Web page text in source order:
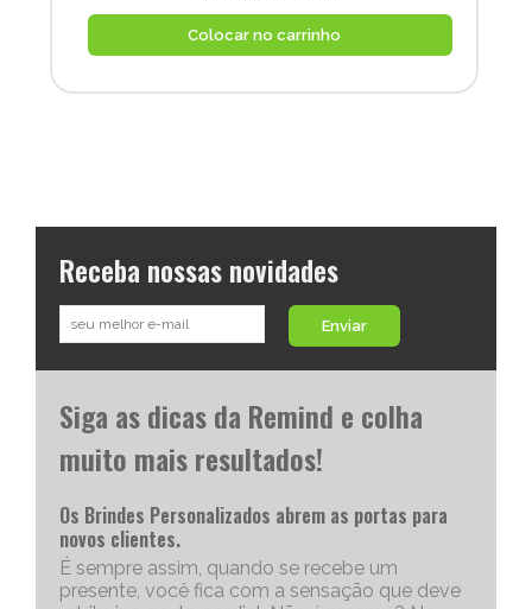
Colocar no carrinho
Receba nossas novidades
Enviar
Siga as dicas da Remind e colha
muito mais resultados!
Os Brindes Personalizados abrem as portas para
novos clientes.
É sempre assim, quando se recebe um
presente, você fica com a sensação que deve